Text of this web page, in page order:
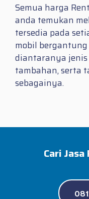
Semua harga
anda temukan
tersedia pada
mobil
diantaranya jenis
tambahan, serta
sebagainya.
Cari